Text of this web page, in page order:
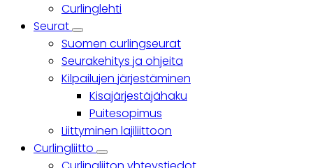
Curlinglehti
Seurat
Seurat
sub-
navigation
Suomen curlingseurat
Seurakehitys ja ohjeita
Kilpailujen järjestäminen
Kisajärjestäjähaku
Puitesopimus
Liittyminen lajiliittoon
Curlingliitto
Curlingliitto